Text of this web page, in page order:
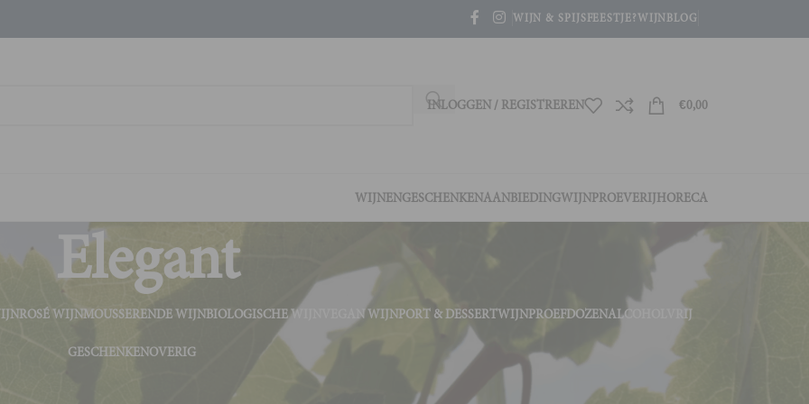
WIJN & SPIJS FEESTJE?WIJNBLOG
INLOGGEN / REGISTREREN €0,00
WIJNENGESCHENKENAANBIEDINGWIJNPROEVERIJHORECA
Elegant
ROSÉ WIJNMOUSSERENDE WIJNBIOLOGISCHE WIJN VEGAN WIJNPORT & DESSERTWIJNPROEFDOZENALCOHOLVRIJ
GESCHENKENOVERIG
Tonen